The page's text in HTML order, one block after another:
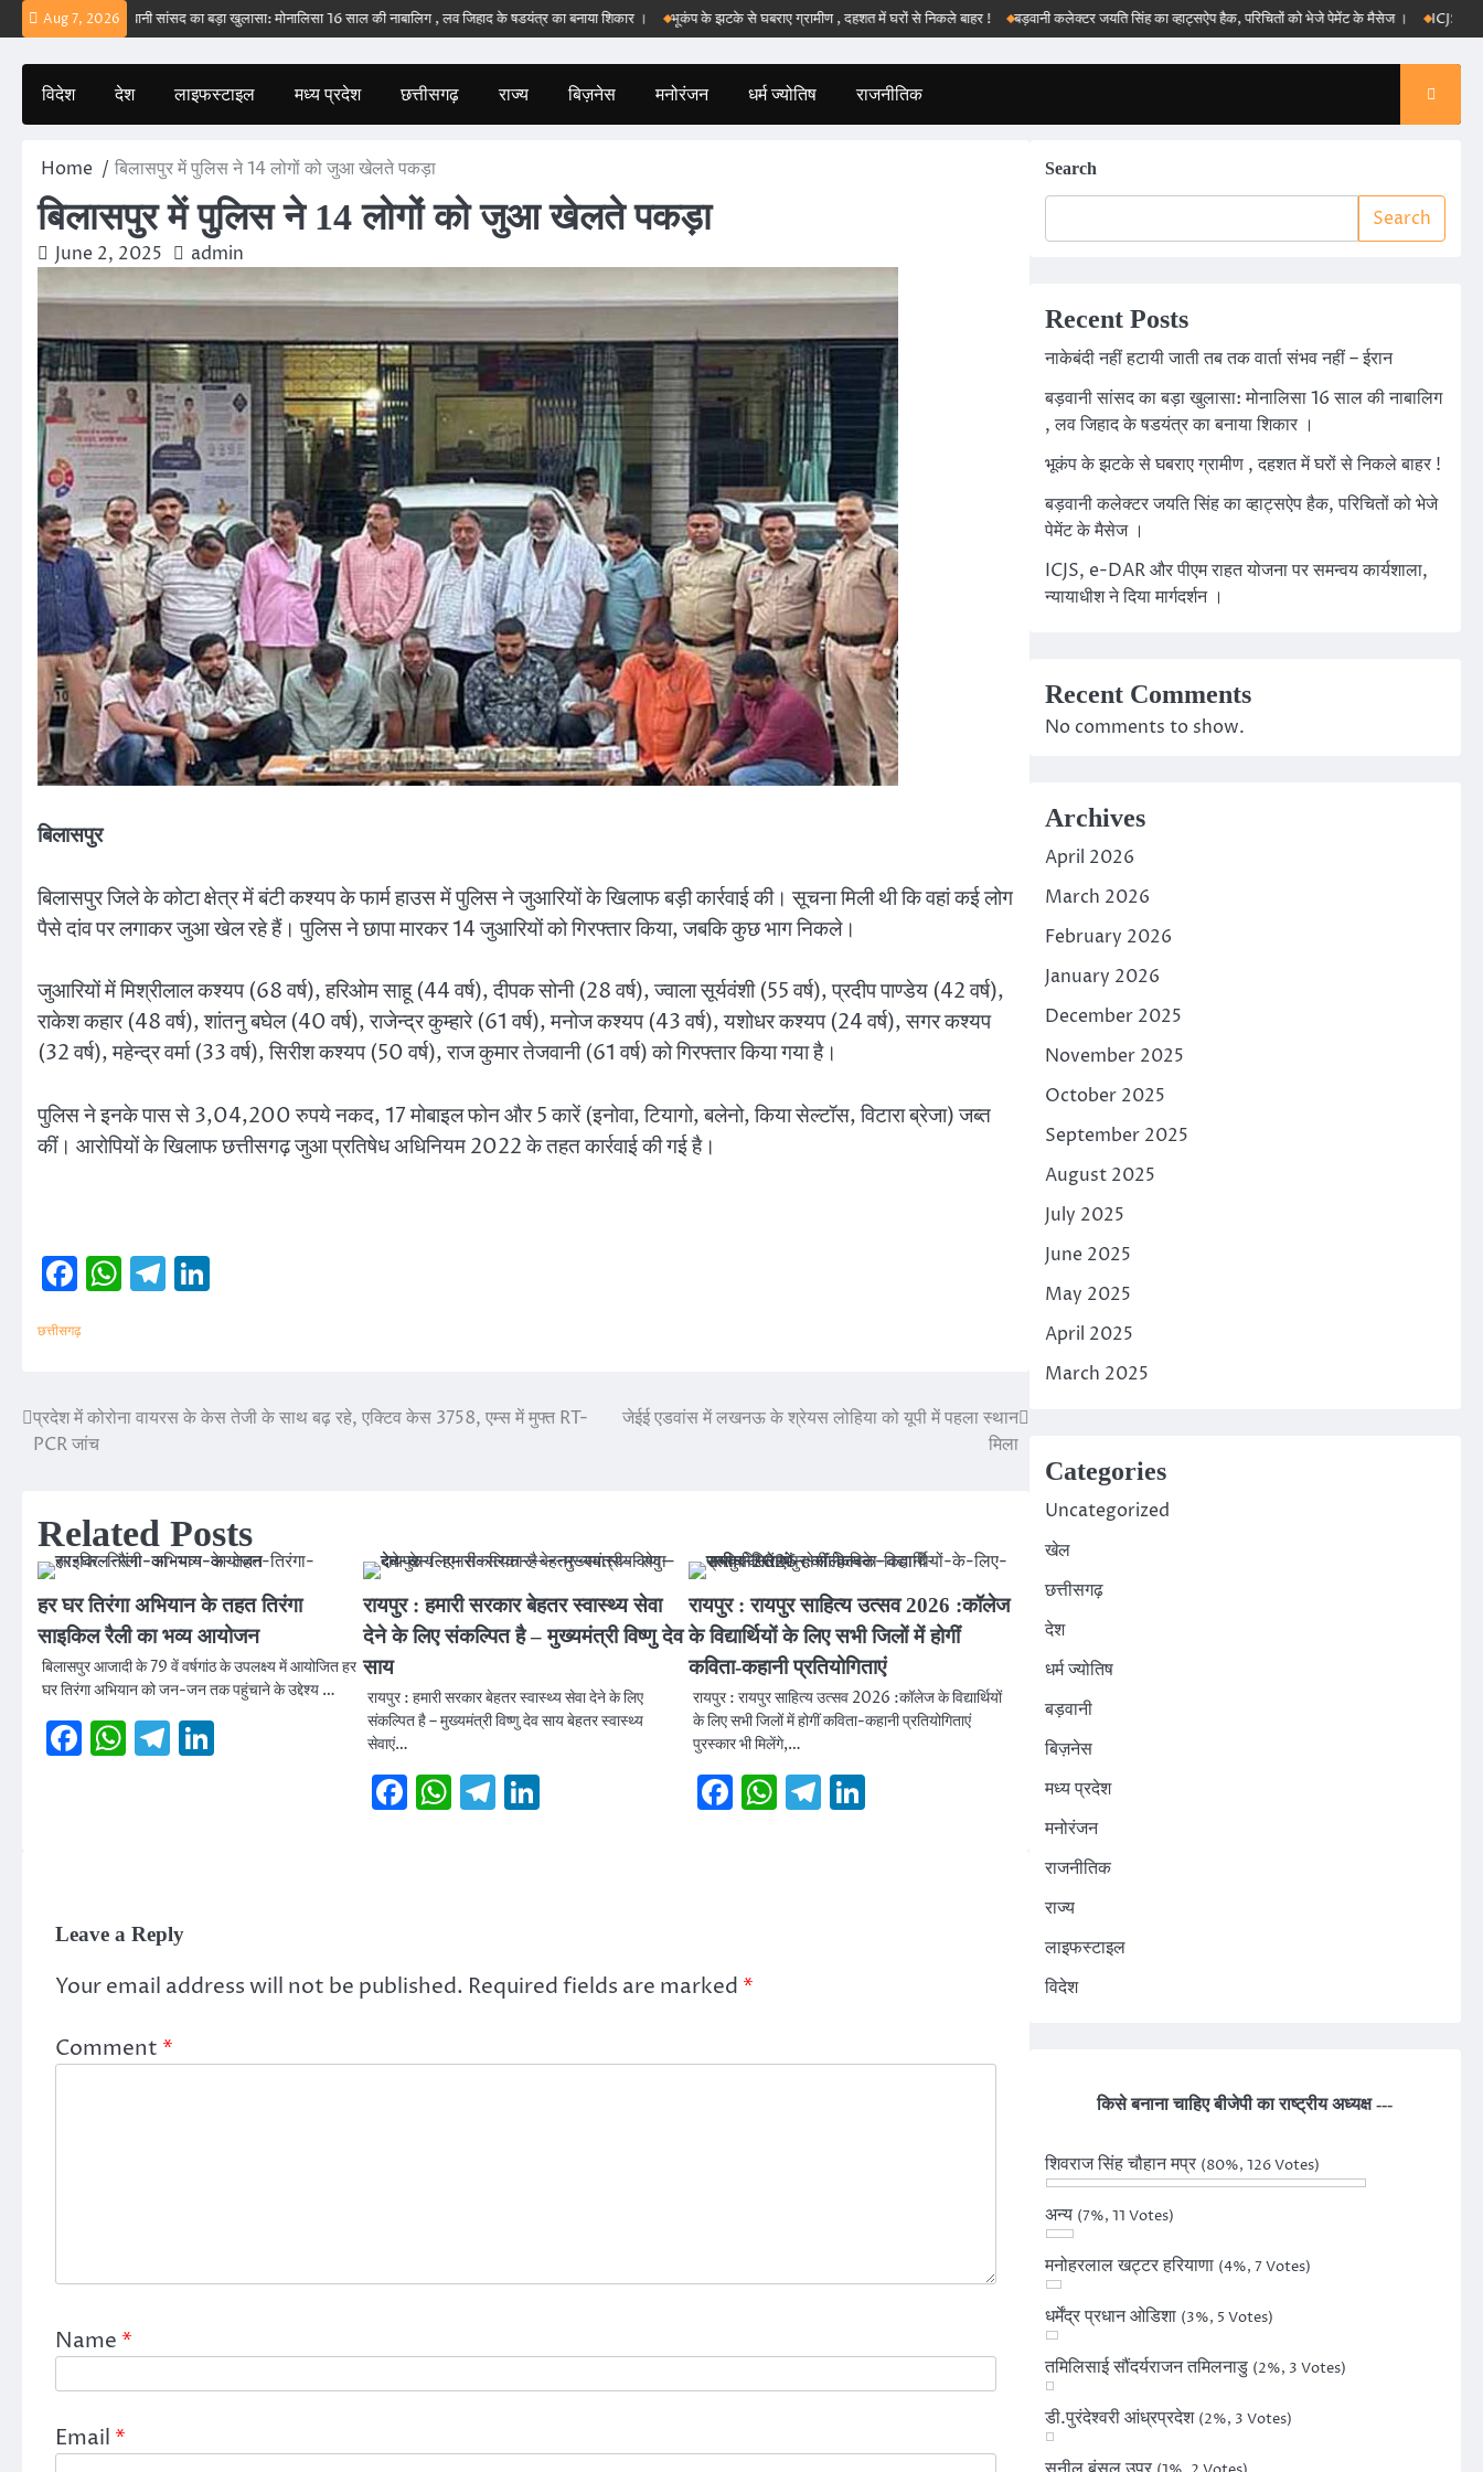
Skip
to
content
Aug 7, 2026
– ईरान बड़वानी सांसद का बड़ा खुलासा: मोनालिसा 16 साल की नाबालिग , लव जिहाद के षडयंत्र का बनाया शिकार । भूकंप के झटके से घबराए ग्रामीण , दहशत में घरों से निकले बाहर ! बड़वानी कलेक्टर जयति सिंह का व्हाट्सऐप हैक, परिचितों को भेजे पेमेंट के मैसेज । ICJS, e-DAR
विदेश देश लाइफस्टाइल मध्य प्रदेश छत्तीसगढ़ राज्य बिज़नेस मनोरंजन धर्म ज्योतिष राजनीतिक
Home बिलासपुर में पुलिस ने 14 लोगों को जुआ खेलते पकड़ा
बिलासपुर में पुलिस ने 14 लोगों को जुआ खेलते पकड़ा
June 2, 2025 admin
बिलासपुर
बिलासपुर जिले के कोटा क्षेत्र में बंटी कश्यप के फार्म हाउस में पुलिस ने जुआरियों के खिलाफ बड़ी कार्रवाई की। सूचना मिली थी कि वहां कई लोग
पैसे दांव पर लगाकर जुआ खेल रहे हैं। पुलिस ने छापा मारकर 14 जुआरियों को गिरफ्तार किया, जबकि कुछ भाग निकले।
जुआरियों में मिश्रीलाल कश्यप (68 वर्ष), हरिओम साहू (44 वर्ष), दीपक सोनी (28 वर्ष), ज्वाला सूर्यवंशी (55 वर्ष), प्रदीप पाण्डेय (42 वर्ष),
राकेश कहार (48 वर्ष), शांतनु बघेल (40 वर्ष), राजेन्द्र कुम्हारे (61 वर्ष), मनोज कश्यप (43 वर्ष), यशोधर कश्यप (24 वर्ष), सगर कश्यप
(32 वर्ष), महेन्द्र वर्मा (33 वर्ष), सिरीश कश्यप (50 वर्ष), राज कुमार तेजवानी (61 वर्ष) को गिरफ्तार किया गया है।
पुलिस ने इनके पास से 3,04,200 रुपये नकद, 17 मोबाइल फोन और 5 कारें (इनोवा, टियागो, बलेनो, किया सेल्टॉस, विटारा ब्रेजा) जब्त
कीं। आरोपियों के खिलाफ छत्तीसगढ़ जुआ प्रतिषेध अधिनियम 2022 के तहत कार्रवाई की गई है।
Facebook
WhatsApp
Telegram
छत्तीसगढ़
Post
प्रदेश में कोरोना वायरस के केस तेजी के साथ बढ़ रहे, एक्टिव केस 3758, एम्स में मुफ्त RT-
PCR जांच
जेईई एडवांस में लखनऊ के श्रेयस लोहिया को यूपी में पहला स्थान
मिला
Related Posts
हर घर तिरंगा अभियान के तहत तिरंगा
साइकिल रैली का भव्य आयोजन
बिलासपुर आजादी के 79 वें वर्षगांठ के उपलक्ष्य में आयोजित हर
घर तिरंगा अभियान को जन-जन तक पहुंचाने के उद्देश्य …
Facebook
WhatsApp
Telegram
रायपुर : हमारी सरकार बेहतर स्वास्थ्य सेवा
देने के लिए संकल्पित है – मुख्यमंत्री विष्णु देव
साय
रायपुर : हमारी सरकार बेहतर स्वास्थ्य सेवा देने के लिए
संकल्पित है – मुख्यमंत्री विष्णु देव साय बेहतर स्वास्थ्य
सेवाएं…
Facebook
WhatsApp
Telegram
LinkedIn
रायपुर : रायपुर साहित्य उत्सव 2026 :कॉलेज
के विद्यार्थियों के लिए सभी जिलों में होगीं
कविता-कहानी प्रतियोगिताएं
रायपुर : रायपुर साहित्य उत्सव 2026 :कॉलेज के विद्यार्थियों
के लिए सभी जिलों में होगीं कविता-कहानी प्रतियोगिताएं
पुरस्कार भी मिलेंगे,…
Facebook
WhatsApp
Telegram
LinkedIn
Leave a Reply
Your email address will not be published. Required fields are marked *
Comment *
Name *
Email *
Search
Search
Recent Posts
नाकेबंदी नहीं हटायी जाती तब तक वार्ता संभव नहीं – ईरान
बड़वानी सांसद का बड़ा खुलासा: मोनालिसा 16 साल की नाबालिग
, लव जिहाद के षडयंत्र का बनाया शिकार ।
भूकंप के झटके से घबराए ग्रामीण , दहशत में घरों से निकले बाहर !
बड़वानी कलेक्टर जयति सिंह का व्हाट्सऐप हैक, परिचितों को भेजे
पेमेंट के मैसेज ।
ICJS, e-DAR और पीएम राहत योजना पर समन्वय कार्यशाला,
न्यायाधीश ने दिया मार्गदर्शन ।
Recent Comments
No comments to show.
Archives
April 2026
March 2026
February 2026
January 2026
December 2025
November 2025
October 2025
September 2025
August 2025
July 2025
June 2025
May 2025
April 2025
March 2025
Categories
Uncategorized
खेल
छत्तीसगढ़
देश
धर्म ज्योतिष
बड़वानी
बिज़नेस
मध्य प्रदेश
मनोरंजन
राजनीतिक
राज्य
लाइफस्टाइल
विदेश
किसे बनाना चाहिए बीजेपी का राष्ट्रीय अध्यक्ष ---
शिवराज सिंह चौहान मप्र (80%, 126 Votes)
अन्य (7%, 11 Votes)
मनोहरलाल खट्टर हरियाणा (4%, 7 Votes)
धर्मेंद्र प्रधान ओडिशा (3%, 5 Votes)
तमिलिसाई सौंदर्यराजन तमिलनाडु (2%, 3 Votes)
डी.पुरंदेश्वरी आंध्रप्रदेश (2%, 3 Votes)